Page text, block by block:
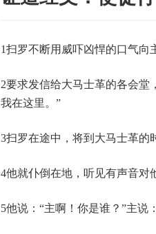
1扫罗不断用威吓凶悍的口气向
2要求发信给大马士革的各会堂
我在这里。”
3扫罗在途中，将到大马士革的
4他就仆倒在地，听见有声音对
5他说：“主啊！你是谁？”主说